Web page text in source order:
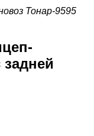
Тонар-9595
задней